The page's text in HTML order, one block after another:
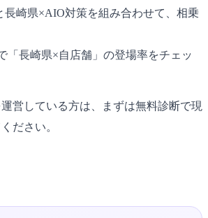
長崎県×AIO対策を組み合わせて、相乗
「長崎県×自店舗」の登場率をチェッ
運営している方は、まずは無料診断で現
ださい。